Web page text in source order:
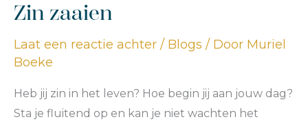
Zin zaaien
Laat een reactie achter / Blogs / Door Muriel
Boeke
Heb jij zin in het leven? Hoe begin jij aan jouw dag?
Sta je fluitend op en kan je niet wachten het